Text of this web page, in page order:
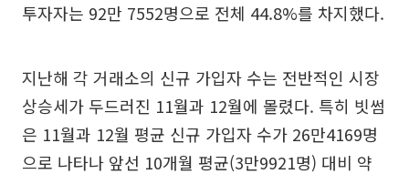
투자자는 92만 7552명으로 전체 44.8%를 차지했다.
지난해 각 거래소의 신규 가입자 수는 전반적인 시장
상승세가 두드러진 11월과 12월에 몰렸다. 특히 빗썸
은 11월과 12월 평균 신규 가입자 수가 26만4169명
으로 나타나 앞선 10개월 평균(3만9921명) 대비 약